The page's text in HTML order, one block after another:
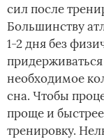
сил после
Большинству
1-2 дня без
необходимое
сна. Чтобы
проще и
тренировку.